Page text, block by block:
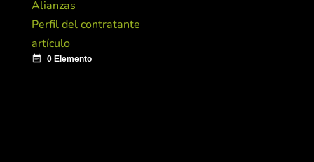
Alianzas
Perfil del contratante
artículo